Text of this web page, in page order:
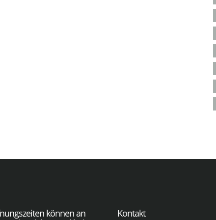
können an
Kontakt